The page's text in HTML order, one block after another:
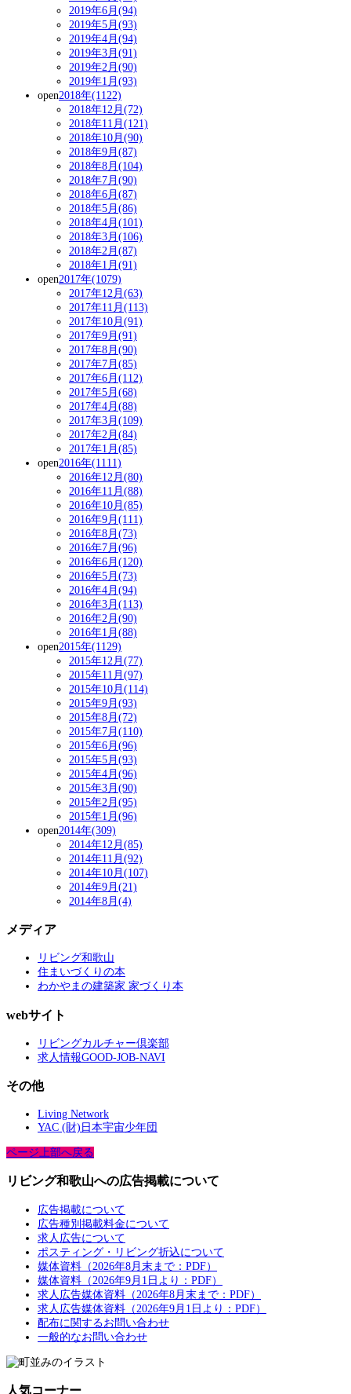
2019年6月(94)
2019年5月(93)
2019年4月(94)
2019年3月(91)
2019年2月(90)
2019年1月(93)
open2018年(1122)
2018年12月(72)
2018年11月(121)
2018年10月(90)
2018年9月(87)
2018年8月(104)
2018年7月(90)
2018年6月(87)
2018年5月(86)
2018年4月(101)
2018年3月(106)
2018年2月(87)
2018年1月(91)
open2017年(1079)
2017年12月(63)
2017年11月(113)
2017年10月(91)
2017年9月(91)
2017年8月(90)
2017年7月(85)
2017年6月(112)
2017年5月(68)
2017年4月(88)
2017年3月(109)
2017年2月(84)
2017年1月(85)
open2016年(1111)
2016年12月(80)
2016年11月(88)
2016年10月(85)
2016年9月(111)
2016年8月(73)
2016年7月(96)
2016年6月(120)
2016年5月(73)
2016年4月(94)
2016年3月(113)
2016年2月(90)
2016年1月(88)
open2015年(1129)
2015年12月(77)
2015年11月(97)
2015年10月(114)
2015年9月(93)
2015年8月(72)
2015年7月(110)
2015年6月(96)
2015年5月(93)
2015年4月(96)
2015年3月(90)
2015年2月(95)
2015年1月(96)
open2014年(309)
2014年12月(85)
2014年11月(92)
2014年10月(107)
2014年9月(21)
2014年8月(4)
メディア
リビング和歌山
住まいづくりの本
わかやまの建築家 家づくり本
webサイト
リビングカルチャー倶楽部
求人情報GOOD-JOB-NAVI
その他
Living Network
YAC (財)日本宇宙少年団
ページ上部へ戻る
リビング和歌山への広告掲載について
広告掲載について
広告種別掲載料金について
求人広告について
ポスティング・リビング折込について
媒体資料（2026年8月末まで：PDF）
媒体資料（2026年9月1日より：PDF）
求人広告媒体資料（2026年8月末まで：PDF）
求人広告媒体資料（2026年9月1日より：PDF）
配布に関するお問い合わせ
一般的なお問い合わせ
人気コーナー